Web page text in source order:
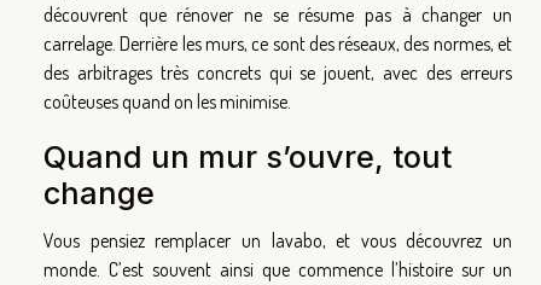
découvrent que rénover ne se résume pas à changer un
carrelage. Derrière les murs, ce sont des réseaux, des normes, et
des arbitrages très concrets qui se jouent, avec des erreurs
coûteuses quand on les minimise.
Quand un mur s’ouvre, tout
change
Vous pensiez remplacer un lavabo, et vous découvrez un
monde. C’est souvent ainsi que commence l’histoire sur un